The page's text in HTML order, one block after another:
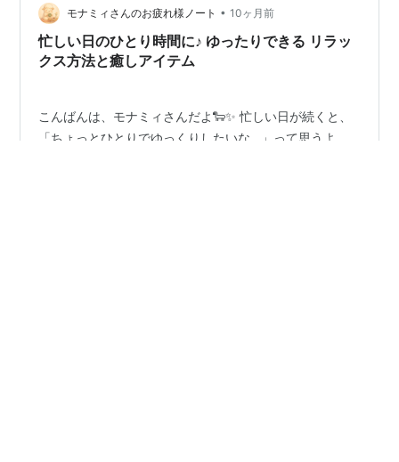
モナミィさんのお疲れ様ノート • 10ヶ月前
忙しい日のひとり時間に♪ ゆったりできる リラッ
クス方法と癒しアイテム